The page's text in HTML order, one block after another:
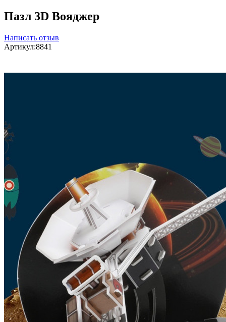
Пазл 3D Вояджер
Написать отзыв
Артикул:8841